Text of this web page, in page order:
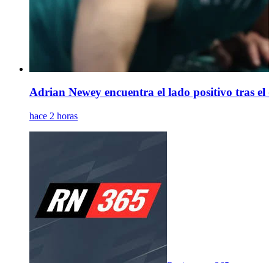
Adrian Newey encuentra el lado positivo tras el
hace 2 horas